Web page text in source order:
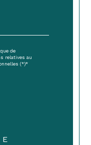
de
relatives au
(*)*